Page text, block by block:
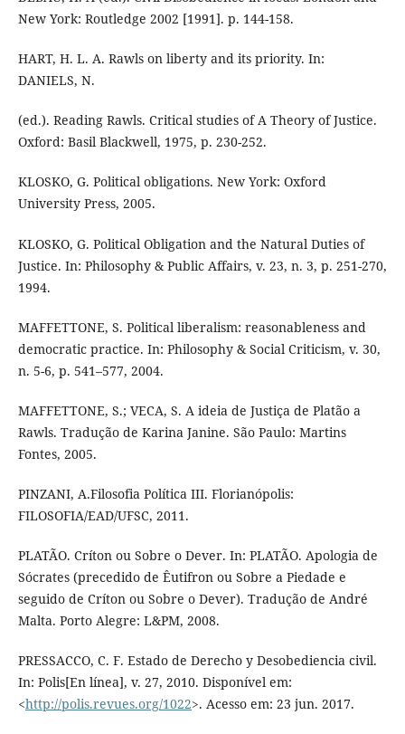
New York: Routledge 2002 [1991]. p. 144-158.
HART, H. L. A. Rawls on liberty and its priority. In:
DANIELS, N.
(ed.). Reading Rawls. Critical studies of A Theory of Justice.
Oxford: Basil Blackwell, 1975, p. 230-252.
KLOSKO, G. Political obligations. New York: Oxford
University Press, 2005.
KLOSKO, G. Political Obligation and the Natural Duties of
Justice. In: Philosophy & Public Affairs, v. 23, n. 3, p. 251-270,
1994.
MAFFETTONE, S. Political liberalism: reasonableness and
democratic practice. In: Philosophy & Social Criticism, v. 30,
n. 5-6, p. 541–577, 2004.
MAFFETTONE, S.; VECA, S. A ideia de Justiça de Platão a
Rawls. Tradução de Karina Janine. São Paulo: Martins
Fontes, 2005.
PINZANI, A.Filosofia Política III. Florianópolis:
FILOSOFIA/EAD/UFSC, 2011.
PLATÃO. Críton ou Sobre o Dever. In: PLATÃO. Apologia de
Sócrates (precedido de Êutifron ou Sobre a Piedade e
seguido de Críton ou Sobre o Dever). Tradução de André
Malta. Porto Alegre: L&PM, 2008.
PRESSACCO, C. F. Estado de Derecho y Desobediencia civil.
In: Polis[En línea], v. 27, 2010. Disponível em:
<http://polis.revues.org/1022>. Acesso em: 23 jun. 2017.